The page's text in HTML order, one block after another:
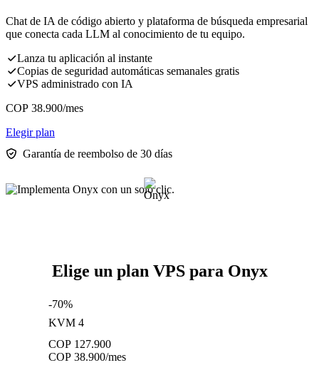
Chat de IA de código abierto y plataforma de búsqueda empresarial
que conecta cada LLM al conocimiento de tu equipo.
Lanza tu aplicación al instante
Copias de seguridad automáticas semanales gratis
VPS administrado con IA
COP 38.900/mes
Elegir plan
Garantía de reembolso de 30 días
Elige un plan VPS para Onyx
-70%
KVM 4
COP 127.900
COP 38.900/mes